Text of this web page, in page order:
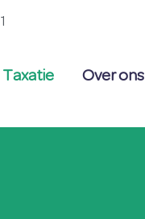
Taxatie Over ons